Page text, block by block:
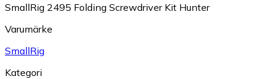
SmallRig 2495 Folding Screwdriver Kit Hunter
Varumärke
SmallRig
Kategori